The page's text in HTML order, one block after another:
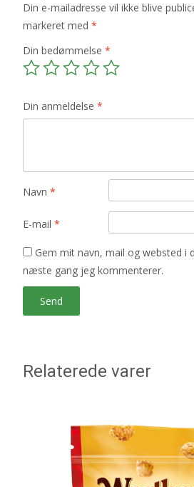
Din e-mailadresse vil ikke blive
markeret med *
Din bedømmelse *
Din anmeldelse *
Navn *
E-mail *
Gem mit navn, mail og websted i
næste gang jeg kommenterer.
Relaterede varer